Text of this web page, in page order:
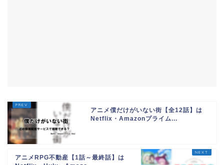
アニメ僕だけがいない街【全12話】は
Netflix・Amazonプライム...
アニメRPG不動産【1話～最終話】は